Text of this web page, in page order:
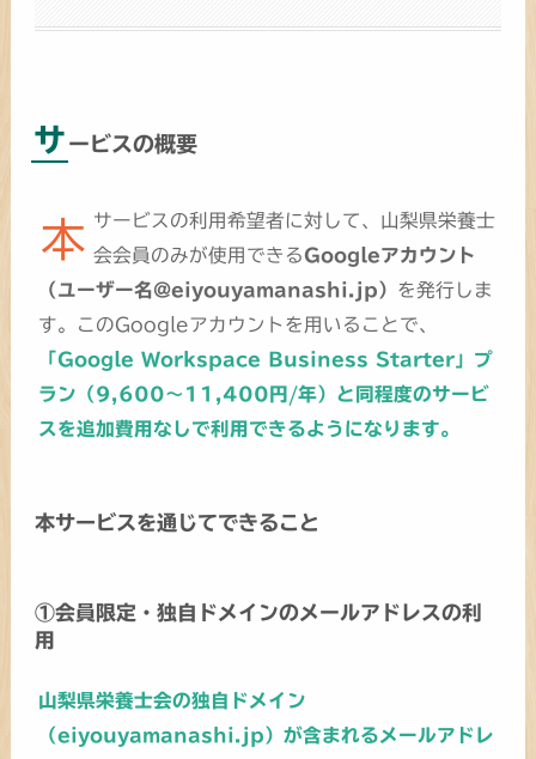
サ ービスの概要
本 サービスの利用希望者に対して、山梨県栄養士
会会員のみが使用できるGoogleアカウント
（ユーザー名@eiyouyamanashi.jp） を発行しま
す。このGoogleアカウントを用いることで、
「Google Workspace Business Starter」プ
ラン（9,600〜11,400円/年）と同程度のサービ
スを追加費用なしで利用できるようになります。
本サービスを通じてできること
①会員限定・独自ドメインのメールアドレスの利
用
山梨県栄養士会の独自ドメイン
（eiyouyamanashi.jp）が含まれるメールアドレ